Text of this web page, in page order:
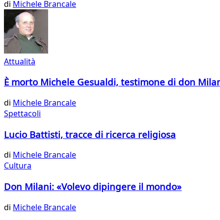
di Michele Brancale
Attualità
È morto Michele Gesualdi, testimone di don
di Michele Brancale
Spettacoli
Lucio Battisti, tracce di ricerca religiosa
di Michele Brancale
Cultura
Don Milani: «Volevo dipingere il mondo»
di Michele Brancale